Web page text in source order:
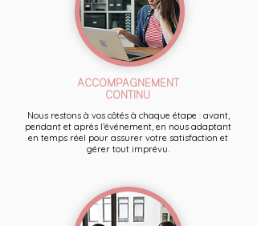
ACCOMPAGNEMENT
CONTINU
Nous restons à vos côtés à chaque étape : avant,
pendant et après l’événement, en nous adaptant
en temps réel pour assurer votre satisfaction et
gérer tout imprévu.